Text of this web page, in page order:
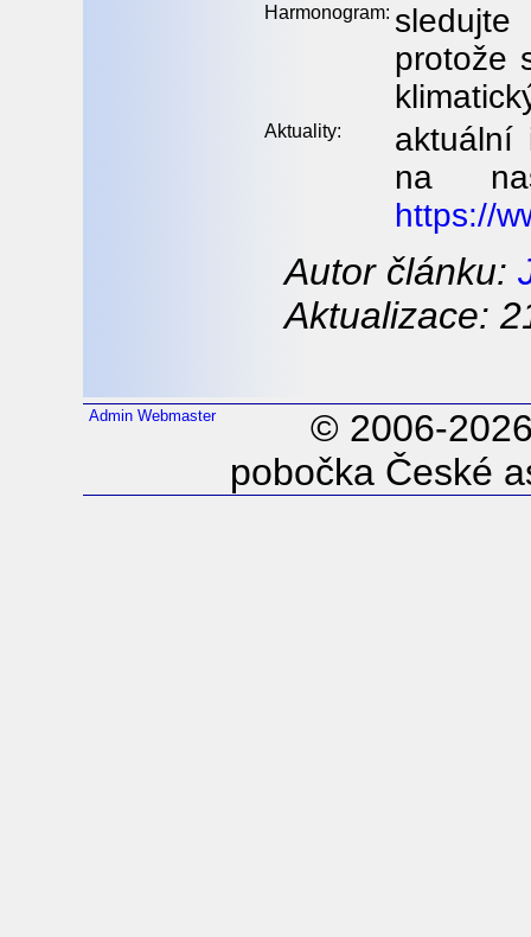
Harmonogram:
protože
Aktuality:
aktuální
na
https://
Autor článku:
Aktualizace:
Admin Webmaster
© 2006-
pobočka České